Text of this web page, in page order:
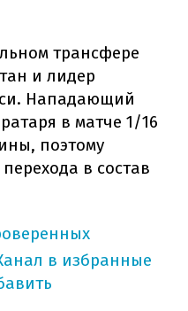
трансфере
и лидер
Нападающий
в матче 1/16
поэтому
в состав
в избранные